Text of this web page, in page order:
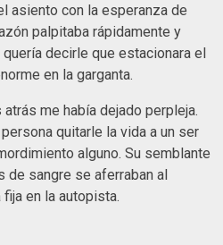
asiento con la esperanza de
palpitaba rápidamente y
decirle que estacionara el
en la garganta.
me había dejado perpleja.
quitarle la vida a un ser
alguno. Su semblante
de sangre se aferraban al
en la autopista.